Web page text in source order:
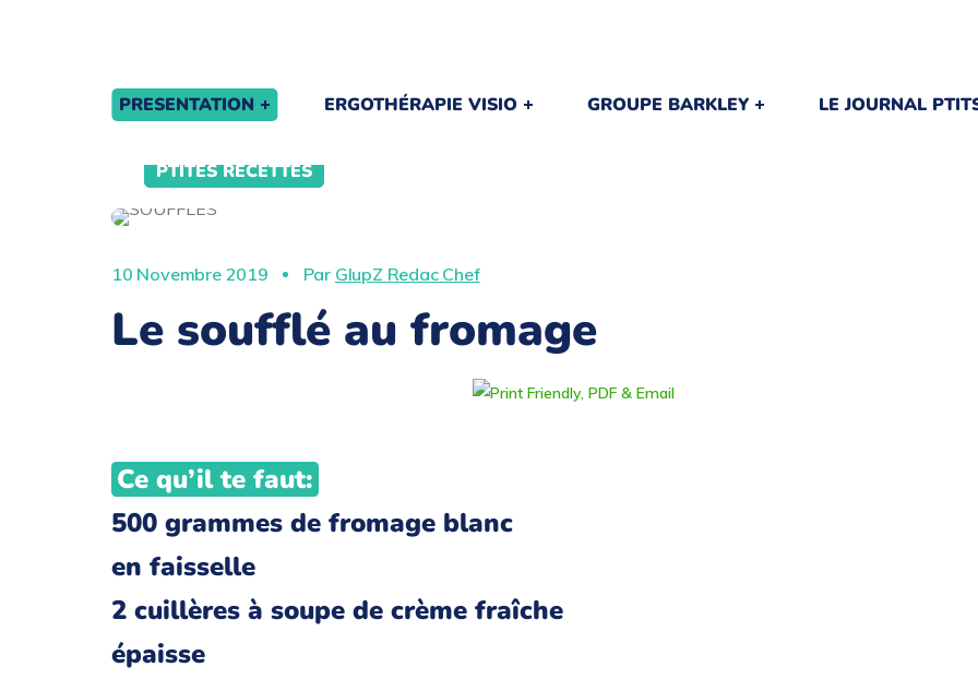
PRESENTATION ERGOTHÉRAPIE VISIO GROUPE BARKLEY LE JOURNAL
PTITES RECETTES
10 Novembre 2019 Par GlupZ Redac Chef
Le soufflé au fromage
Ce qu’il te faut:
500 grammes de fromage blanc
en faisselle
2 cuillères à soupe de crème fraîche
épaisse